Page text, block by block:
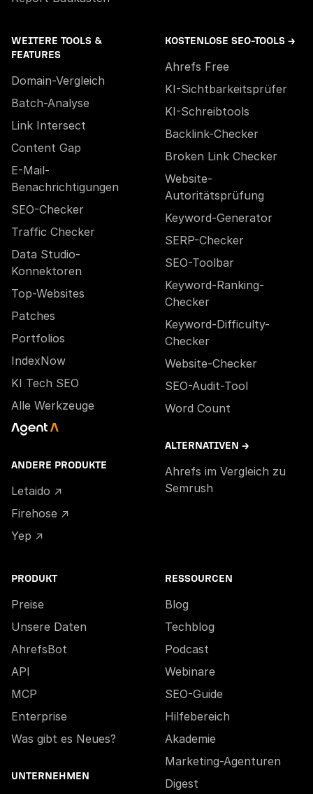
WEITERE TOOLS &
FEATURES
Domain-Vergleich
Batch-Analyse
Link Intersect
Content Gap
E-Mail-
Benachrichtigungen
SEO-Checker
Traffic Checker
Data Studio-
Konnektoren
Top-Websites
Patches
Portfolios
IndexNow
KI Tech SEO
Alle Werkzeuge
ANDERE PRODUKTE
Letaido ↗
Firehose ↗
Yep ↗
KOSTENLOSE SEO-TOOLS →
Ahrefs Free
KI-Sichtbarkeitsprüfer
KI-Schreibtools
Backlink-Checker
Broken Link Checker
Website-
Autoritätsprüfung
Keyword-Generator
SERP-Checker
SEO-Toolbar
Keyword-Ranking-
Checker
Keyword-Difficulty-
Checker
Website-Checker
SEO-Audit-Tool
Word Count
ALTERNATIVEN →
Ahrefs im Vergleich zu
Semrush
PRODUKT
Preise
Unsere Daten
AhrefsBot
API
MCP
Enterprise
Was gibt es Neues?
UNTERNEHMEN
RESSOURCEN
Blog
Techblog
Podcast
Webinare
SEO-Guide
Hilfebereich
Akademie
Marketing-Agenturen
Digest